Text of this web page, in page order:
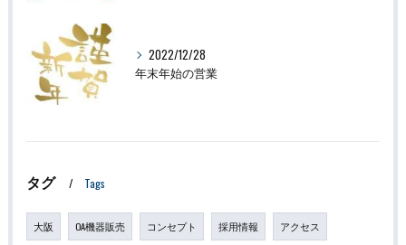
2022/12/28
年末年始の営業
タグ Tags
大阪 OA機器販売 コンセプト 採用情報 アクセス